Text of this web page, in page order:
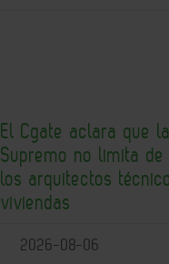
El Cgate aclara que
Supremo no limita
los arquitectos
viviendas
2026-08-06